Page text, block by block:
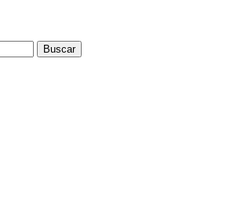
Buscar